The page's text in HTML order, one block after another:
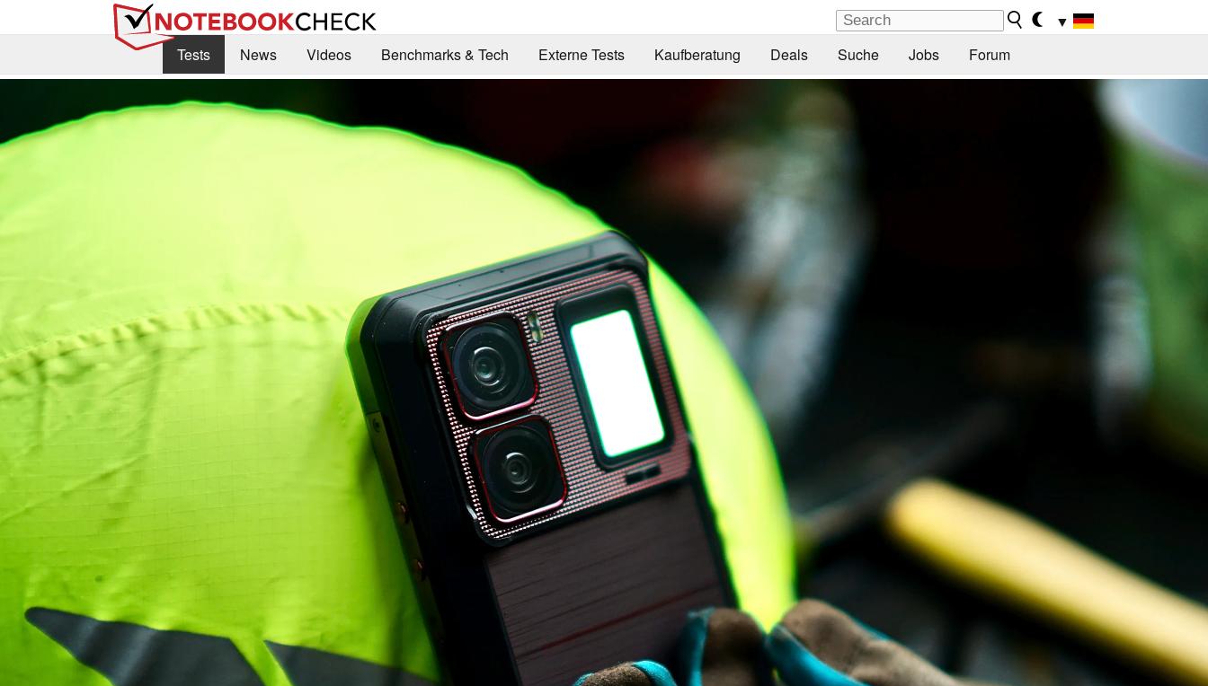
▼
Tests
News Videos Benchmarks & Tech Externe Tests Kaufberatung Deals Suche Jobs Forum